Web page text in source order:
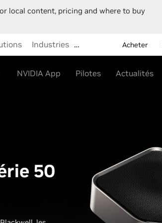
local content, pricing and where to buy
Industries … Acheter
NVIDIA App Pilotes Actualités
50